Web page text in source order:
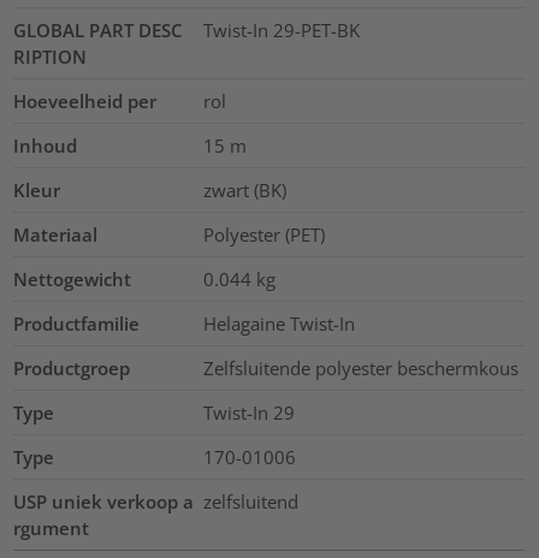
GLOBAL PART DESC
RIPTION
Twist-In 29-PET-BK
Hoeveelheid per
rol
Inhoud
15 m
Kleur
zwart (BK)
Materiaal
Polyester (PET)
Nettogewicht
0.044 kg
Productfamilie
Helagaine Twist-In
Productgroep
Zelfsluitende polyester beschermkous
Type
Twist-In 29
Type
170-01006
USP uniek verkoop a
rgument
zelfsluitend